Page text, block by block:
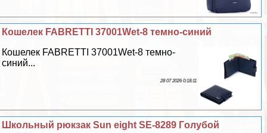
Кошелек FABRETTI 37001Wet-8 темно-синий
Кошелек FABRETTI 37001Wet-8 темно-
синий...
28 07 2026 0:18:11
Школьный рюкзак Sun eight SE-8289 Гoлyбой